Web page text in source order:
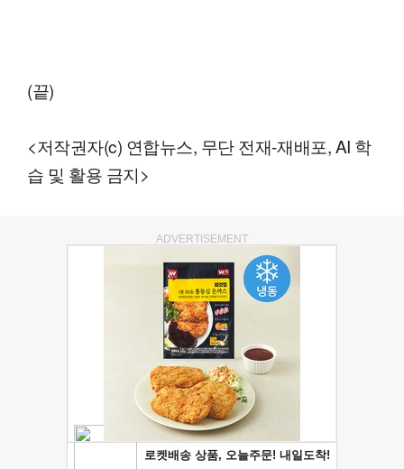
(끝)
<저작권자(c) 연합뉴스, 무단 전재-재배포, AI 학
습 및 활용 금지>
ADVERTISEMENT